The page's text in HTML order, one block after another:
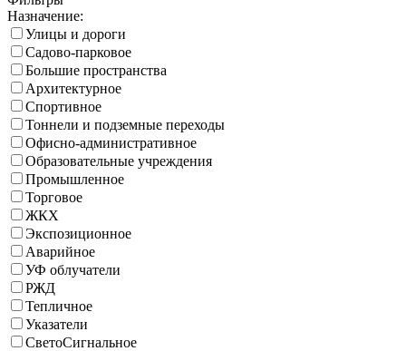
Назначение:
Улицы и дороги
Садово-парковое
Большие пространства
Архитектурное
Спортивное
Тоннели и подземные переходы
Офисно-административное
Образовательные учреждения
Промышленное
Торговое
ЖКХ
Экспозиционное
Аварийное
УФ облучатели
РЖД
Тепличное
Указатели
СветоСигнальное